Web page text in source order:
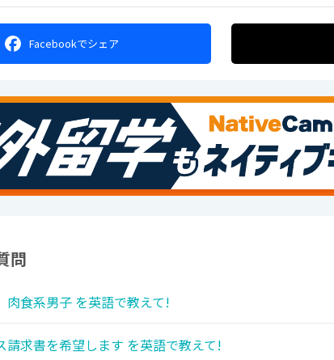
Facebookでシェア
問
肉食系男子 を英語で教えて!
請求書を希望します を英語で教えて!